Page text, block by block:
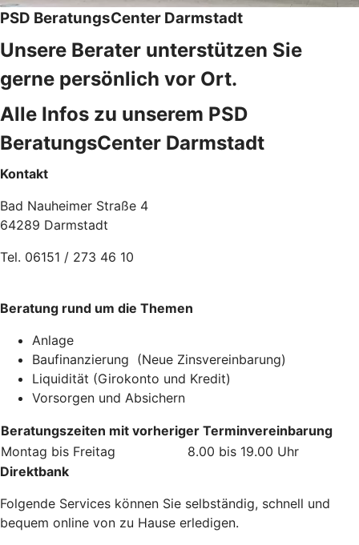
PSD BeratungsCenter Darmstadt
Unsere Berater unterstützen Sie
gerne persönlich vor Ort.
Alle Infos zu unserem PSD
BeratungsCenter Darmstadt
Kontakt
Bad Nauheimer Straße 4
64289 Darmstadt
Tel. 06151 / 273 46 10
Beratung rund um die Themen
Anlage
Baufinanzierung (Neue Zinsvereinbarung)
Liquidität (Girokonto und Kredit)
Vorsorgen und Absichern
Beratungszeiten mit vorheriger Terminvereinbarung
Montag bis Freitag
8.00 bis 19.00 Uhr
Direktbank
Folgende Services können Sie selbständig, schnell und
bequem online von zu Hause erledigen.